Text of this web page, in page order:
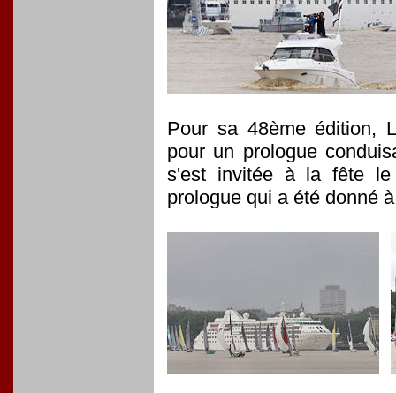
Pour sa 48ème édition,
pour un prologue
s'est invitée à la fête le
prologue qui a été donné